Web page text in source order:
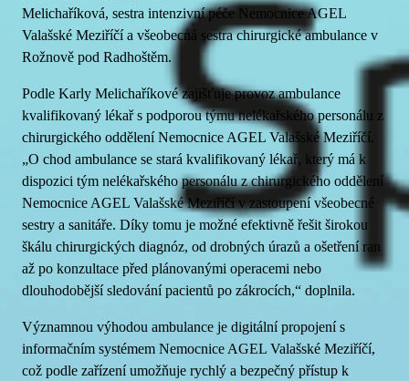
Melichaříková, sestra intenzivní péče Nemocnice AGEL
Valašské Meziříčí a všeobecná sestra chirurgické ambulance v
Rožnově pod Radhoštěm.
Podle Karly Melichaříkové zajišťuje provoz ambulance
kvalifikovaný lékař s podporou týmu nelékařského personálu z
chirurgického oddělení Nemocnice AGEL Valašské Meziříčí.
„O chod ambulance se stará kvalifikovaný lékař, který má k
dispozici tým nelékařského personálu z chirurgického oddělení
Nemocnice AGEL Valašské Meziříčí v zastoupení všeobecné
sestry a sanitáře. Díky tomu je možné efektivně řešit širokou
škálu chirurgických diagnóz, od drobných úrazů a ošetření ran
až po konzultace před plánovanými operacemi nebo
dlouhodobější sledování pacientů po zákrocích,“ doplnila.
Významnou výhodou ambulance je digitální propojení s
informačním systémem Nemocnice AGEL Valašské Meziříčí,
což podle zařízení umožňuje rychlý a bezpečný přístup k